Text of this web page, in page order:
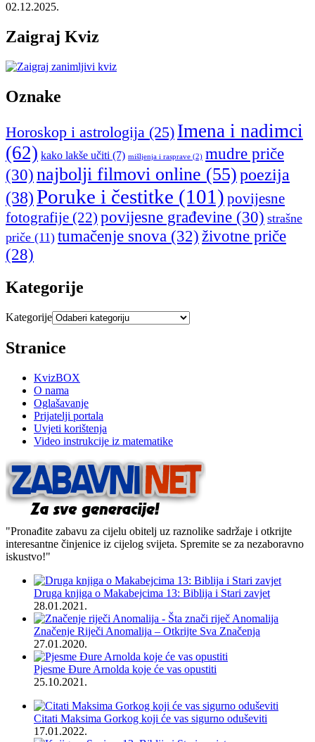
02.12.2025.
Zaigraj Kviz
Oznake
Horoskop i astrologija (25) Imena i nadimci
(62) kako lakše učiti (7) mišljenja i rasprave (2) mudre priče
(30) najbolji filmovi online (55)poezija
(38)Poruke i čestitke (101) povijesne
fotografije (22) povijesne građevine (30) strašne
priče (11) tumačenje snova (32) životne priče
(28)
Kategorije
Kategorije
Stranice
KvizBOX
O nama
Oglašavanje
Prijatelji portala
Uvjeti korištenja
Video instrukcije iz matematike
"Pronađite zabavu za cijelu obitelj uz raznolike sadržaje i otkrijte
interesantne činjenice iz cijelog svijeta. Spremite se za nezaboravno
iskustvo!"
Druga knjiga o Makabejcima 13: Biblija i Stari zavjet
28.01.2021.
Značenje Riječi Anomalija – Otkrijte Sva Značenja
27.01.2020.
Pjesme Đure Arnolda koje će vas opustiti
25.10.2021.
Citati Maksima Gorkog koji će vas sigurno oduševiti
17.01.2022.